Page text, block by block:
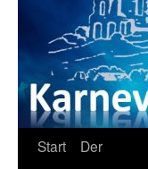
Zum
Start
Der